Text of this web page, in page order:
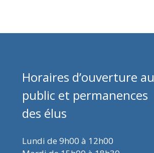
Horaires d’ouverture au
public et permanences
des élus
Lundi de 9h00 à 12h00